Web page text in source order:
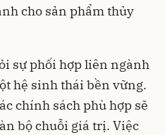
cho sản phẩm thủy
sự phối hợp liên ngành
hệ sinh thái bền vững.
chính sách phù hợp sẽ
bộ chuỗi giá trị. Việc